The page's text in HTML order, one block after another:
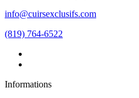
info@cuirsexclusifs.com
(819) 764-6522
Informations